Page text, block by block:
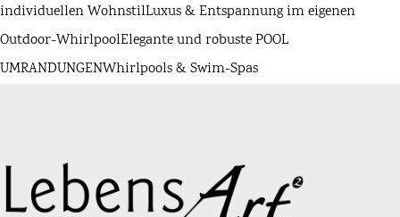
individuellen WohnstilLuxus & Entspannung im eigenen
Outdoor-WhirlpoolElegante und robuste POOL
UMRANDUNGENWhirlpools & Swim-Spas